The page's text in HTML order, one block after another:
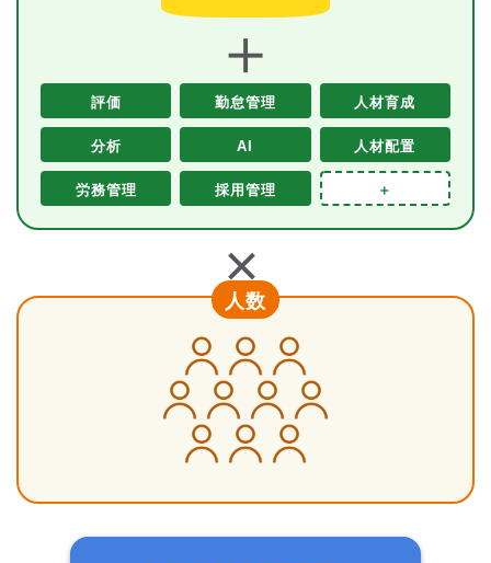
＋
評価 勤怠管理 人材育成
分析 AI 人材配置
労務管理 採用管理 ＋
＋
人数